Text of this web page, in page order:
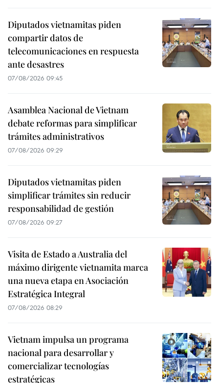
Diputados vietnamitas piden
compartir datos de
telecomunicaciones en respuesta
ante desastres
07/08/2026 09:45
Asamblea Nacional de Vietnam
debate reformas para simplificar
trámites administrativos
07/08/2026 09:29
Diputados vietnamitas piden
simplificar trámites sin reducir
responsabilidad de gestión
07/08/2026 09:27
Visita de Estado a Australia del
máximo dirigente vietnamita marca
una nueva etapa en Asociación
Estratégica Integral
07/08/2026 08:29
Vietnam impulsa un programa
nacional para desarrollar y
comercializar tecnologías
estratégicas